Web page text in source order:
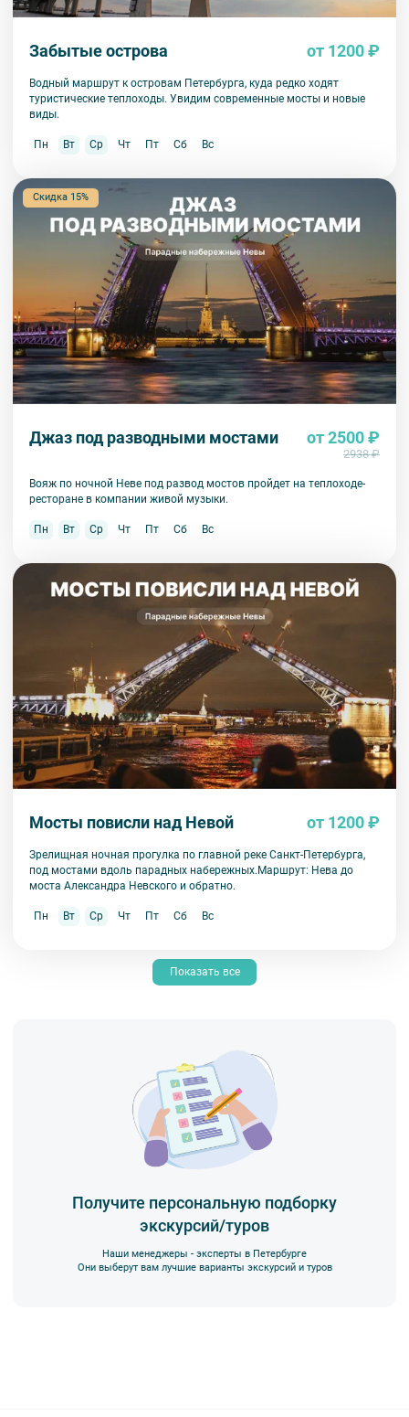
Забытые острова от 1200 ₽
Водный маршрут к островам Петербурга, куда редко ходят
туристические теплоходы. Увидим современные мосты и новые
виды.
Пн Вт Ср Чт Пт Сб Вс
Скидка 15%
Джаз под разводными мостами от 2500 ₽
2938 ₽
Вояж по ночной Неве под развод мостов пройдет на теплоходе-
ресторане в компании живой музыки.
Пн Вт Ср Чт Пт Сб Вс
Мосты повисли над Невой от 1200 ₽
Зрелищная ночная прогулка по главной реке Санкт-Петербурга,
под мостами вдоль парадных набережных.Маршрут: Нева до
моста Александра Невского и обратно.
Пн Вт Ср Чт Пт Сб Вс
Показать все
Получите персональную подборку
экскурсий/туров
Наши менеджеры - эксперты в Петербурге
Они выберут вам лучшие варианты экскурсий и туров